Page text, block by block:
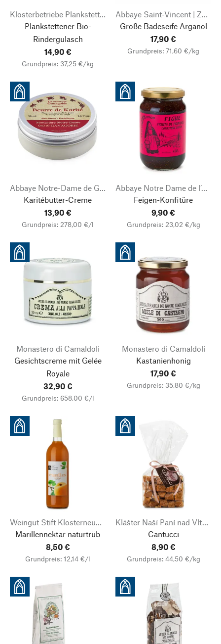
Klosterbetriebe Plankstetten
Plankstettener Bio-
Rindergulasch
14,90 €
Grundpreis: 37,25 €/kg
Abbaye Saint-Vincent | Zhenobya Aleppo- und Naturseifen
Große Badeseife Arganöl
17,90 €
Grundpreis: 71,60 €/kg
Abbaye Notre-Dame de Ganagobie
Karitébutter-Creme
13,90 €
Grundpreis: 278,00 €/l
Abbaye Notre Dame de l’Annonciation
Feigen-Konfitüre
9,90 €
Grundpreis: 23,02 €/kg
Monastero di Camaldoli
Gesichtscreme mit Gelée
Royale
32,90 €
Grundpreis: 658,00 €/l
Monastero di Camaldoli
Kastanienhonig
17,90 €
Grundpreis: 35,80 €/kg
Weingut Stift Klosterneuburg
Marillennektar naturtrüb
8,50 €
Grundpreis: 12,14 €/l
Klášter Naší Paní nad Vltavou
Cantucci
8,90 €
Grundpreis: 44,50 €/kg